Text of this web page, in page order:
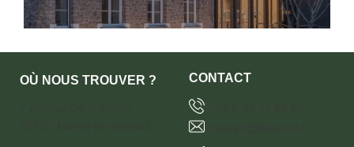
OÙ NOUS TROUVER ?
CONTACT